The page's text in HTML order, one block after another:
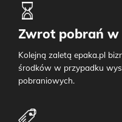
Zwrot pobrań
Kolejną zaletą epaka.pl
środków w przypadku
pobraniowych.